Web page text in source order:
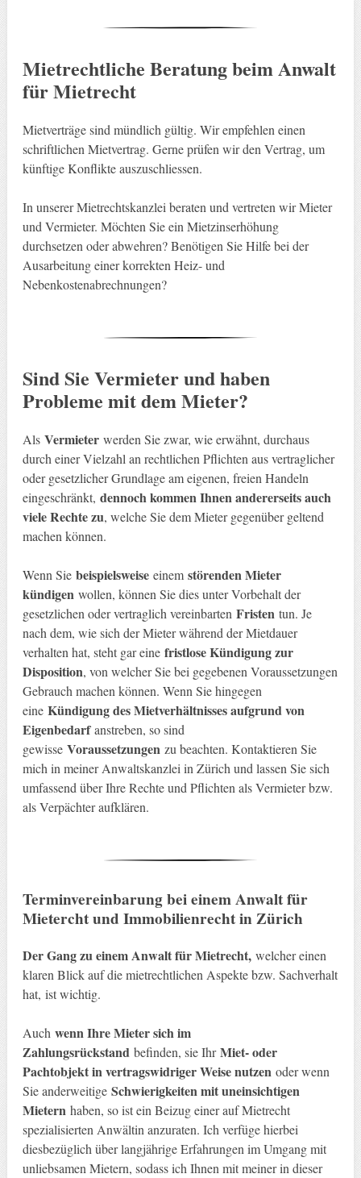
Mietrechtliche Beratung beim Anwalt
für Mietrecht
Mietverträge sind mündlich gültig. Wir empfehlen einen
schriftlichen Mietvertrag. Gerne prüfen wir den Vertrag, um
künftige Konflikte auszuschliessen.
In unserer Mietrechtskanzlei beraten und vertreten wir Mieter
und Vermieter. Möchten Sie ein Mietzinserhöhung
durchsetzen oder abwehren? Benötigen Sie Hilfe bei der
Ausarbeitung einer korrekten Heiz- und
Nebenkostenabrechnungen?
Sind Sie Vermieter und haben
Probleme mit dem Mieter?
Als Vermieterwerden Sie zwar, wie erwähnt, durchaus
durch einer Vielzahl an rechtlichen Pflichten aus vertraglicher
oder gesetzlicher Grundlage am eigenen, freien Handeln
eingeschränkt, dennoch kommen Ihnen andererseits auch
viele Rechte zu, welche Sie dem Mieter gegenüber geltend
machen können.
Wenn Sie beispielsweiseeinem störenden Mieter
kündigen wollen, können Sie dies unter Vorbehalt der
gesetzlichen oder vertraglich vereinbarten Fristen tun. Je
nach dem, wie sich der Mieter während der Mietdauer
verhalten hat, steht gar eine fristlose Kündigung zur
Disposition, von welcher Sie bei gegebenen Voraussetzungen
Gebrauch machen können. Wenn Sie hingegen
eine Kündigung des Mietverhältnisses aufgrund von
Eigenbedarfanstreben, so sind
gewisse Voraussetzungen zu beachten. Kontaktieren Sie
mich in meiner Anwaltskanzlei in Zürich und lassen Sie sich
umfassend über Ihre Rechte und Pflichten als Vermieter bzw.
als Verpächter aufklären.
Terminvereinbarung bei einem Anwalt für
Mietercht und Immobilienrecht in Zürich
Der Gang zu einem Anwalt für Mietrecht,welcher einen
klaren Blick auf die mietrechtlichen Aspekte bzw. Sachverhalt
hat, ist wichtig.
Auch wenn Ihre Mieter sich im
Zahlungsrückstandbefinden, sie IhrMiet- oder
Pachtobjekt in vertragswidriger Weise nutzenoder wenn
Sie anderweitige Schwierigkeiten mit uneinsichtigen
Mieternhaben, so ist ein Beizug einer auf Mietrecht
spezialisierten Anwältin anzuraten. Ich verfüge hierbei
diesbezüglich über langjährige Erfahrungen im Umgang mit
unliebsamen Mietern, sodass ich Ihnen mit meiner in dieser